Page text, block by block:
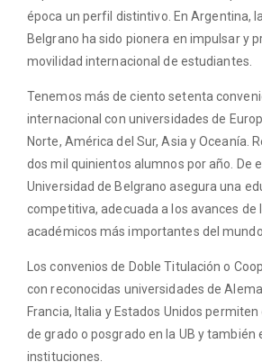
época un perfil distintivo. En Argentina,
Belgrano ha sido pionera en impulsar y
movilidad internacional de estudiantes.
Tenemos más de ciento setenta
internacional con universidades de
Norte, América del Sur, Asia y Oceanía.
dos mil quinientos alumnos por año. De
Universidad de Belgrano asegura una
competitiva, adecuada a los avances de
académicos más importantes del mundo.
Los convenios de Doble Titulación o
con reconocidas universidades de
Francia, Italia y Estados Unidos
de grado o posgrado en la UB y también
instituciones.